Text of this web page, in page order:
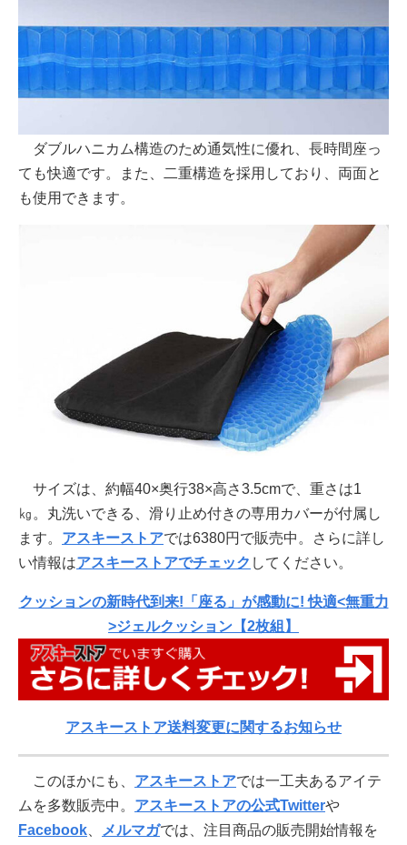
ダブルハニカム構造のため通気性に優れ、長時間座っ
ても快適です。また、二重構造を採用しており、両面と
も使用できます。
サイズは、約幅40×奥行38×高さ3.5cmで、重さは1
㎏。丸洗いできる、滑り止め付きの専用カバーが付属し
ます。 アスキーストアでは6380円で販売中。さらに詳し
い情報はアスキーストアでチェック してください。
クッションの新時代到来!「座る」が感動に! 快適<無重力
>ジェルクッション【2枚組】
アスキーストア送料変更に関するお知らせ
このほかにも、 アスキーストアでは一工夫あるアイテ
ムを多数販売中。 アスキーストアの公式Twitterや
Facebook
メルマガでは、注目商品の販売開始情報を